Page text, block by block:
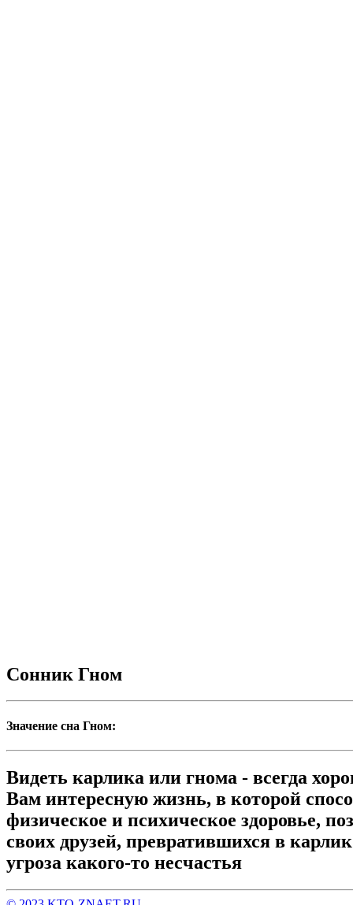
Сонник Гном
Значение сна Гном:
Видеть карлика или гнома - всегда
Вам интересную жизнь, в которой
физическое и психическое здоровье,
своих друзей, превратившихся в
угроза какого-то несчастья